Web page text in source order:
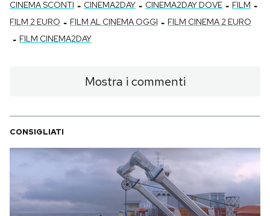
CINEMA SCONTI - CINEMA2DAY - CINEMA2DAY DOVE - FILM -
FILM 2 EURO - FILM AL CINEMA OGGI - FILM CINEMA 2 EURO
- FILM CINEMA2DAY
Mostra i commenti
CONSIGLIATI